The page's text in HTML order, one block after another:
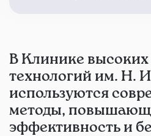
В Клинике
технологий им. Н.
используются
методы,
эффективность и